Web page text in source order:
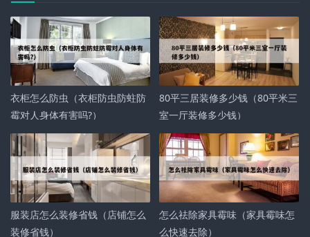
衣柜怎么防虫（衣柜防虫防蛀防
霉对人身体有害吗?）
80平三居装修多少钱（80平米三
室一厅装修多少钱）
服装店怎么装修省钱（店铺怎么
装修省钱）
怎么祛除家具霉味（家具霉味怎
么快速去除）